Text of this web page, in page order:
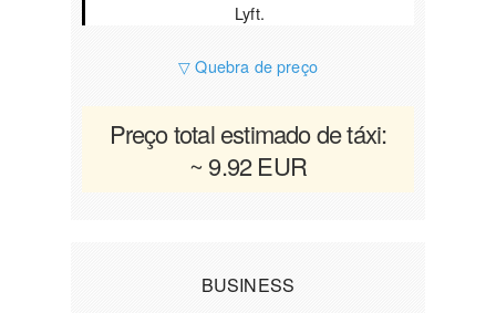
Lyft.
▽ Quebra de preço
Preço total estimado de táxi:
~ 9.92 EUR
BUSINESS